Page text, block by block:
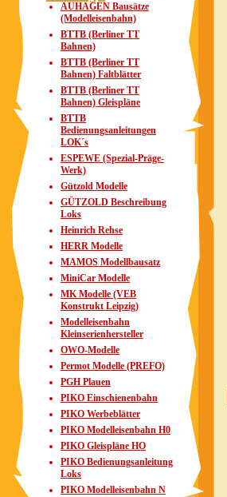
AUHAGEN Bausätze
(Modelleisenbahn)
BTTB (Berliner TT
Bahnen)
BTTB (Berliner TT
Bahnen) Faltblätter
BTTB (Berliner TT
Bahnen) Gleispläne
BTTB
Bedienungsanleitungen
LOK´s
ESPEWE (Spezial-Präge-
Werk)
Gützold Modelle
GÜTZOLD Beschreibung
Loks
Heinrich Rehse
HERR Modelle
MAMOS Modellbausatz
MiniCar Modelle
MK Modelle (VEB
Konstrukt Leipzig)
Modelleisenbahn
Kleinserienhersteller
OWO-Modelle
Permot Modelle (PREFO)
PGH Plauen
PIKO Einschienenbahn
PIKO Werbeblätter
PIKO Modelleisenbahn H0
PIKO Gleispläne HO
PIKO Bedienungsanleitung
Loks
PIKO Modelleisenbahn N